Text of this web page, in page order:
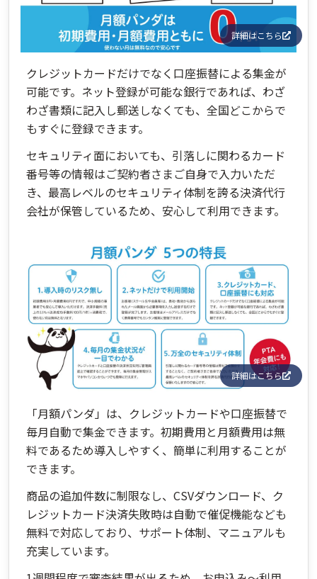
詳細はこちら
クレジットカードだけでなく口座振替による集金が
可能です。ネット登録が可能な銀行であれば、わざ
わざ書類に記入し郵送しなくても、全国どこからで
もすぐに登録できます。
セキュリティ面においても、引落しに関わるカード
番号等の情報はご契約者さまご自身で入力いただ
き、最高レベルのセキュリティ体制を誇る決済代行
会社が保管しているため、安心して利用できます。
詳細はこちら
「月額パンダ」は、クレジットカードや口座振替で
毎月自動で集金できます。初期費用と月額費用は無
料であるため導入しやすく、簡単に利用することが
できます。
商品の追加件数に制限なし、CSVダウンロード、ク
レジットカード決済失敗時は自動で催促機能なども
無料で対応しており、サポート体制、マニュアルも
充実しています。